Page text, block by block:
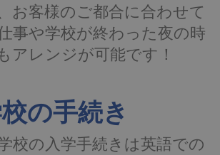
お客様のご都合に合わせて
事や学校が終わった夜の時
アレンジが可能です！
の手続き
校の入学手続きは英語での